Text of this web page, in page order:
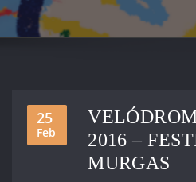
25
Feb
2016 –
MURGAS